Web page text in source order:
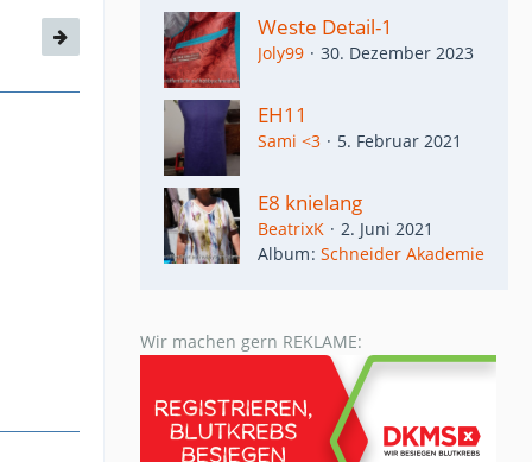
Weste Detail-1
Joly99 30. Dezember 2023
EH11
Sami <3 5. Februar 2021
E8 knielang
BeatrixK
2. Juni 2021
Album Schneider Akademie
Wir machen gern REKLAME: